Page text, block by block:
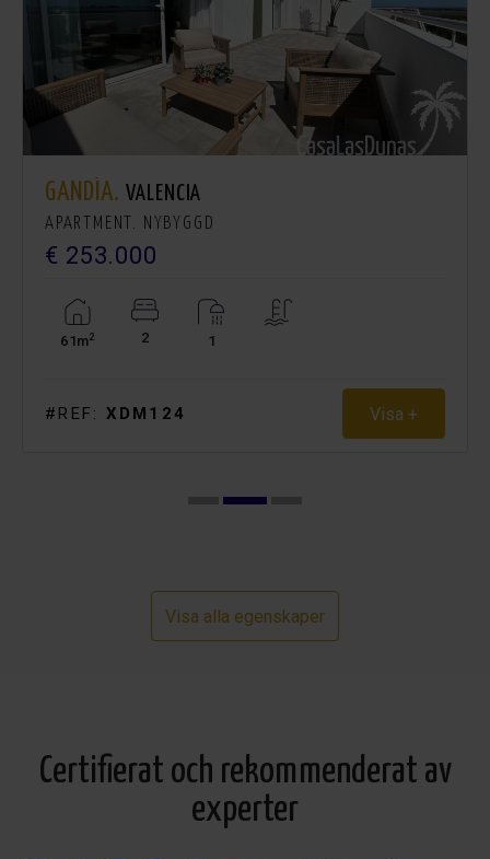
GANDÍA. VALENCIA
APARTMENT. NYBYGGD
€ 253.000
61m2 2 1
#REF: XDM124 Visa +
Visa alla egenskaper
Certifierat och rekommenderat av
experter